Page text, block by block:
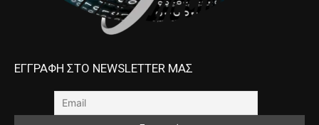
ΕΓΓΡΑΦΗ ΣΤΟ NEWSLETTER ΜΑΣ